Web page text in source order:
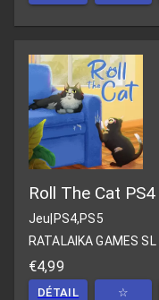
Roll The Cat PS4
Jeu PS4,PS5
RATALAIKA GAMES SL
€4,99
DÉTAIL ☆